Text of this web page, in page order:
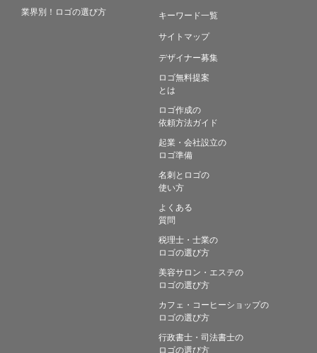
業界別！ロゴの選び方
キーワード一覧
サイトマップ
デザイナー募集
ロゴ無料提案
とは
ロゴ作成の
依頼方法ガイド
起業・会社設立の
ロゴ準備
名刺とロゴの
使い方
よくある
質問
税理士・士業の
ロゴの選び方
美容サロン・エステの
ロゴの選び方
カフェ・コーヒーショップの
ロゴの選び方
行政書士・司法書士の
ロゴの選び方